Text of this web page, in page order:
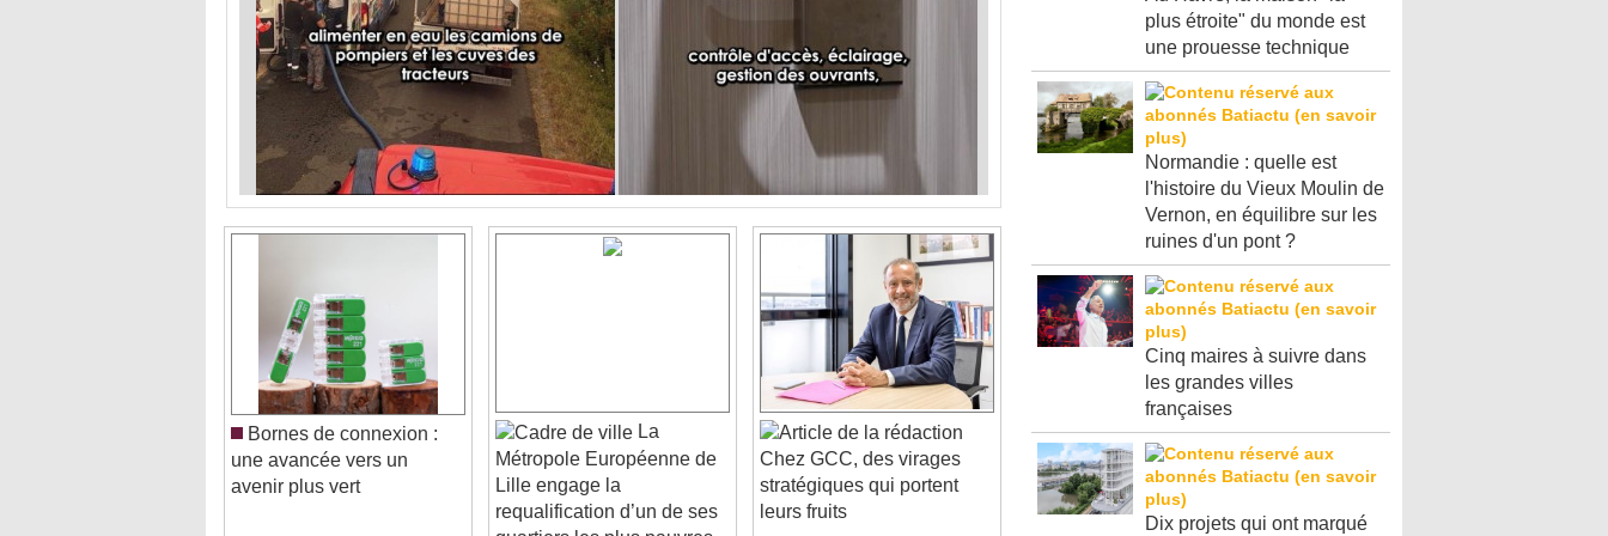
Bornes de connexion :
une avancée vers un
avenir plus vert
Métropole Européenne de
Lille engage la
requalification d’un de ses
quartiers les plus pauvres
Chez GCC, des virages
stratégiques qui portent
leurs fruits
plus étroite" du monde est
une prouesse technique
Normandie : quelle est
l'histoire du Vieux Moulin de
Vernon, en équilibre sur les
ruines d'un pont ?
Cinq maires à suivre dans
les grandes villes
françaises
Dix projets qui ont marqué